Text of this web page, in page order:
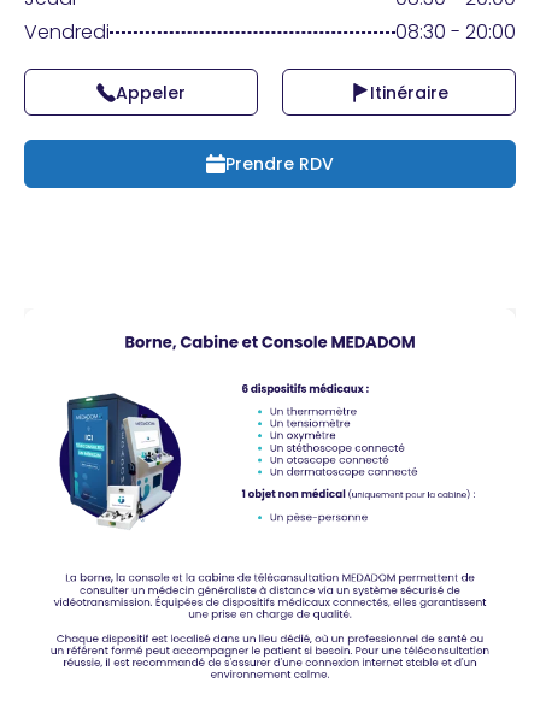
Vendredi
08:30 - 20:00
Appeler Itinéraire
Prendre RDV